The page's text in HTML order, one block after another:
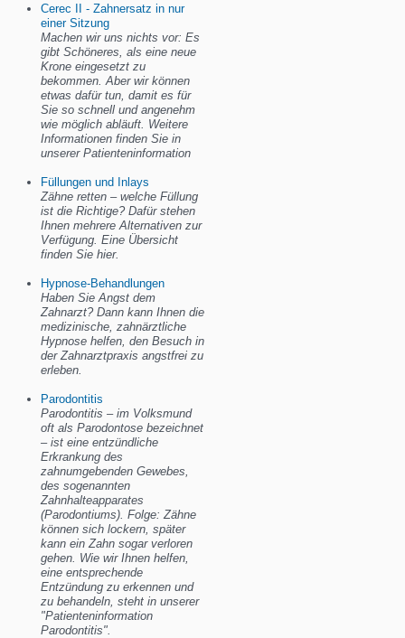
Cerec II - Zahnersatz in nur
einer Sitzung
Machen wir uns nichts vor: Es
gibt Schöneres, als eine neue
Krone eingesetzt zu
bekommen. Aber wir können
etwas dafür tun, damit es für
Sie so schnell und angenehm
wie möglich abläuft. Weitere
Informationen finden Sie in
unserer Patienteninformation
Füllungen und Inlays
Zähne retten – welche Füllung
ist die Richtige? Dafür stehen
Ihnen mehrere Alternativen zur
Verfügung. Eine Übersicht
finden Sie hier.
Hypnose-Behandlungen
Haben Sie Angst dem
Zahnarzt? Dann kann Ihnen die
medizinische, zahnärztliche
Hypnose helfen, den Besuch in
der Zahnarztpraxis angstfrei zu
erleben.
Parodontitis
Parodontitis – im Volksmund
oft als Parodontose bezeichnet
– ist eine entzündliche
Erkrankung des
zahnumgebenden Gewebes,
des sogenannten
Zahnhalteapparates
(Parodontiums). Folge: Zähne
können sich lockern, später
kann ein Zahn sogar verloren
gehen. Wie wir Ihnen helfen,
eine entsprechende
Entzündung zu erkennen und
zu behandeln, steht in unserer
"Patienteninformation
Parodontitis".